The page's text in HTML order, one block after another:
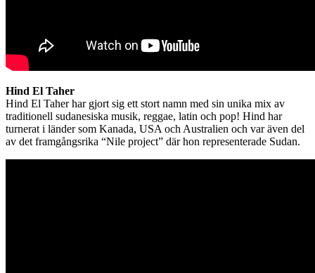
Hind El Taher
Hind El Taher har gjort sig ett stort namn med sin unika mix av
traditionell sudanesiska musik, reggae, latin och pop! Hind har
turnerat i länder som Kanada, USA och Australien och var även del
av det framgångsrika “Nile project” där hon representerade Sudan.